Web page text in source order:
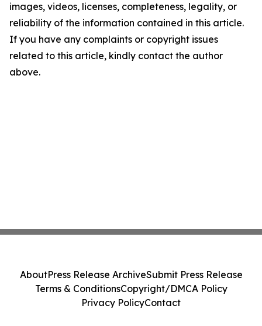
images, videos, licenses, completeness, legality, or
reliability of the information contained in this article.
If you have any complaints or copyright issues
related to this article, kindly contact the author
above.
AboutPress Release ArchiveSubmit Press Release
Terms & ConditionsCopyright/DMCA Policy
Privacy PolicyContact